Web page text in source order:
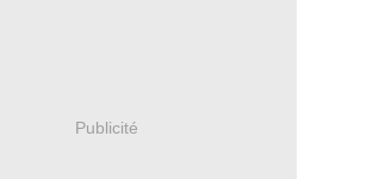
Publicité